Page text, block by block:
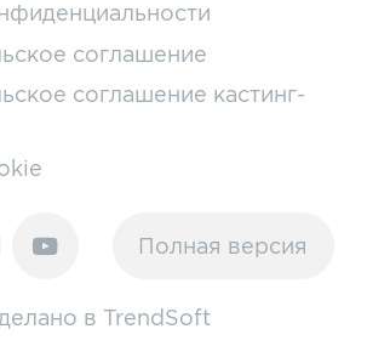
соглашение
соглашение кастинг-
Полная версия
в TrendSoft